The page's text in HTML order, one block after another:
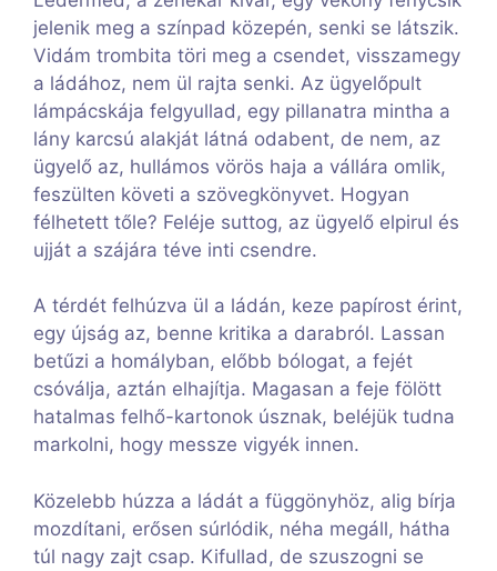
jelenik meg a színpad közepén, senki se látszik.
Vidám trombita töri meg a csendet, visszamegy
a ládához, nem ül rajta senki. Az ügyelőpult
lámpácskája felgyullad, egy pillanatra mintha a
lány karcsú alakját látná odabent, de nem, az
ügyelő az, hullámos vörös haja a vállára omlik,
feszülten követi a szövegkönyvet. Hogyan
félhetett tőle? Feléje suttog, az ügyelő elpirul és
ujját a szájára téve inti csendre.
A térdét felhúzva ül a ládán, keze papírost érint,
egy újság az, benne kritika a darabról. Lassan
betűzi a homályban, előbb bólogat, a fejét
csóválja, aztán elhajítja. Magasan a feje fölött
hatalmas felhő-kartonok úsznak, beléjük tudna
markolni, hogy messze vigyék innen.
Közelebb húzza a ládát a függönyhöz, alig bírja
mozdítani, erősen súrlódik, néha megáll, hátha
túl nagy zajt csap. Kifullad, de szuszogni se